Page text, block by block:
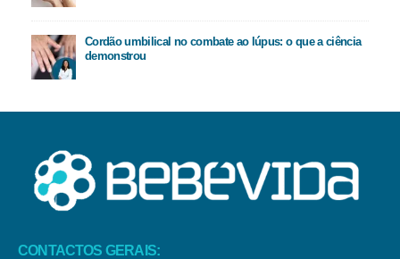
Cordão umbilical no combate ao lúpus: o que a ciência
demonstrou
CONTACTOS GERAIS: